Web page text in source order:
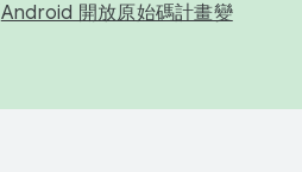
Android 開放原始碼計畫變